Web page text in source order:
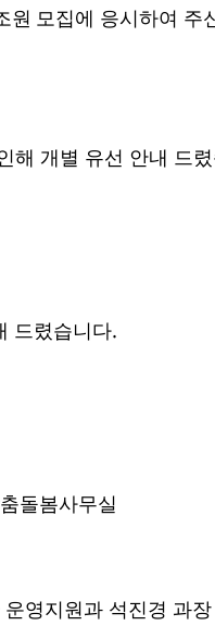
원 모집에 응시하여 주
해 개별 유선 안내 드
드렸습니다.
돌봄사무실
영지원과 석진경 과장